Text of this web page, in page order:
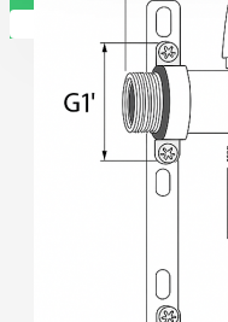
Vaša korpa je prazna!